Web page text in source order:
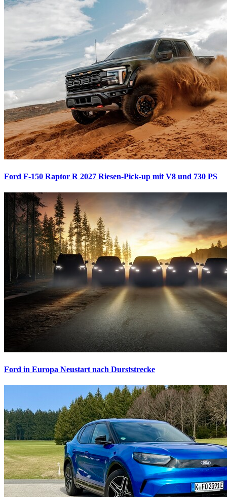
Ford F-150 Raptor R 2027 Riesen-Pick-up mit V8 und 730 PS
Ford in Europa Neustart nach Durststrecke